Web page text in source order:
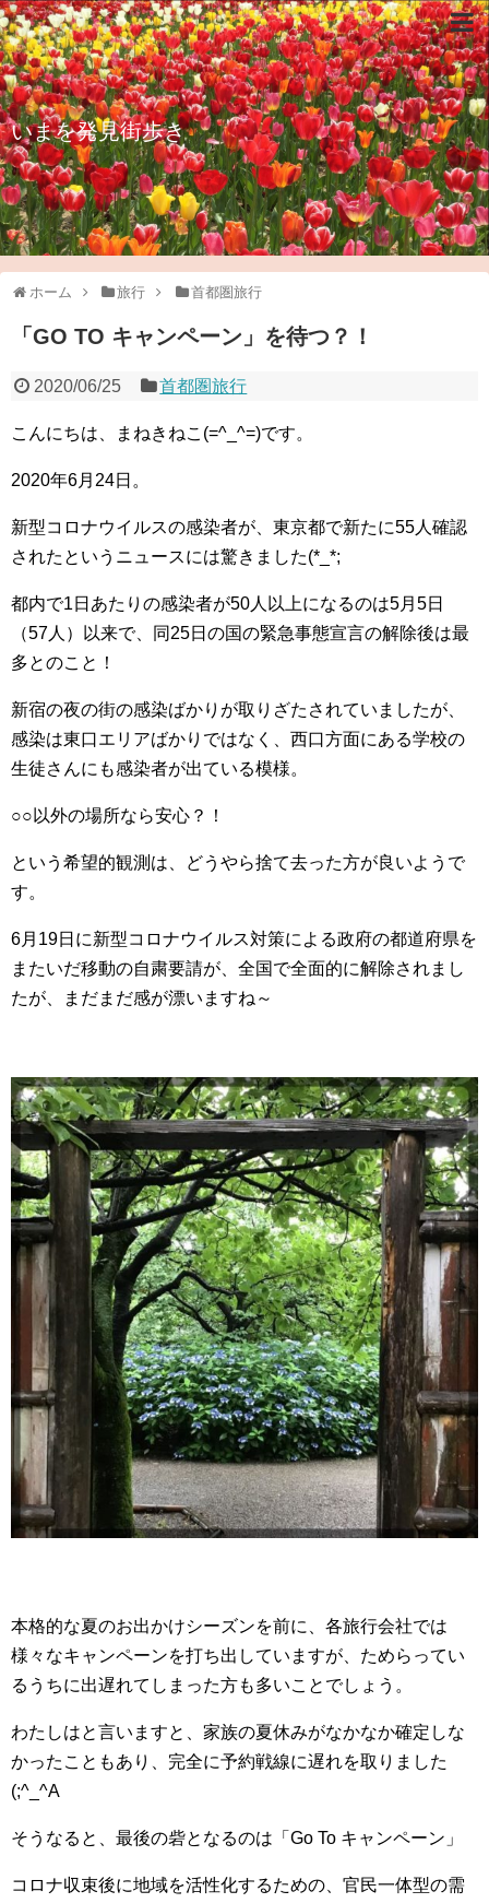
いまを発見街歩き
ホーム 旅行 首都圏旅行
「GO TO キャンペーン」を待つ？！
2020/06/25 首都圏旅行
こんにちは、まねきねこ(=^_^=)です。
2020年6月24日。
新型コロナウイルスの感染者が、東京都で新たに55人確認
されたというニュースには驚きました(*_*;
都内で1日あたりの感染者が50人以上になるのは5月5日
（57人）以来で、同25日の国の緊急事態宣言の解除後は最
多とのこと！
新宿の夜の街の感染ばかりが取りざたされていましたが、
感染は東口エリアばかりではなく、西口方面にある学校の
生徒さんにも感染者が出ている模様。
○○以外の場所なら安心？！
という希望的観測は、どうやら捨て去った方が良いようで
す。
6月19日に新型コロナウイルス対策による政府の都道府県を
またいだ移動の自粛要請が、全国で全面的に解除されまし
たが、まだまだ感が漂いますね～
本格的な夏のお出かけシーズンを前に、各旅行会社では
様々なキャンペーンを打ち出していますが、ためらってい
るうちに出遅れてしまった方も多いことでしょう。
わたしはと言いますと、家族の夏休みがなかなか確定しな
かったこともあり、完全に予約戦線に遅れを取りました
(;^_^A
そうなると、最後の砦となるのは「Go To キャンペーン」
コロナ収束後に地域を活性化するための、官民一体型の需